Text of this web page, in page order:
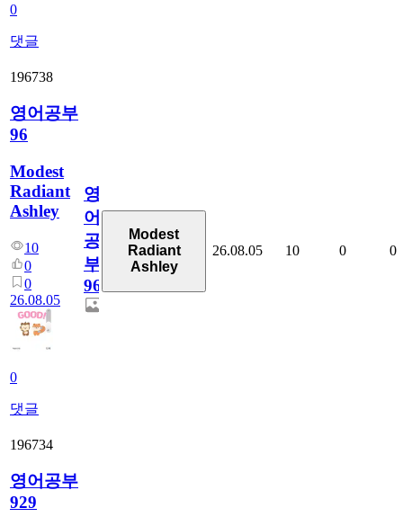
0
댓글
196738
영어공부
96
Modest
Radiant
Ashley
10
0
0
26.08.05
0
댓글
영
어
공
부
96
Modest
Radiant
Ashley
26.08.05 10 0 0
196734
영어공부
929